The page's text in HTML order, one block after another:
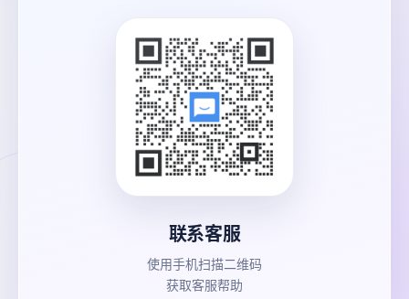
联系客服
使用手机扫描二维码
获取客服帮助